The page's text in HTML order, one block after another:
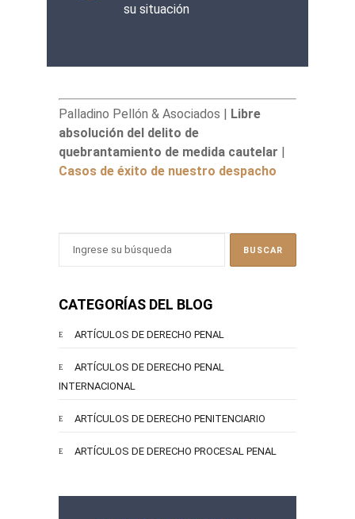
su situación
Palladino Pellón & Asociados | Libre
absolución del delito de
quebrantamiento de medida cautelar |
Casos de éxito de nuestro despacho
CATEGORÍAS DEL BLOG
ARTÍCULOS DE DERECHO PENAL
ARTÍCULOS DE DERECHO PENAL
INTERNACIONAL
ARTÍCULOS DE DERECHO PENITENCIARIO
ARTÍCULOS DE DERECHO PROCESAL PENAL